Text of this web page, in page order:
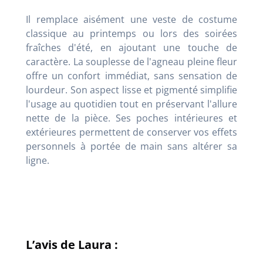
Il remplace aisément une veste de costume
classique au printemps ou lors des soirées
fraîches d'été, en ajoutant une touche de
caractère. La souplesse de l'agneau pleine fleur
offre un confort immédiat, sans sensation de
lourdeur. Son aspect lisse et pigmenté simplifie
l'usage au quotidien tout en préservant l'allure
nette de la pièce. Ses poches intérieures et
extérieures permettent de conserver vos effets
personnels à portée de main sans altérer sa
ligne.
L’avis de Laura :